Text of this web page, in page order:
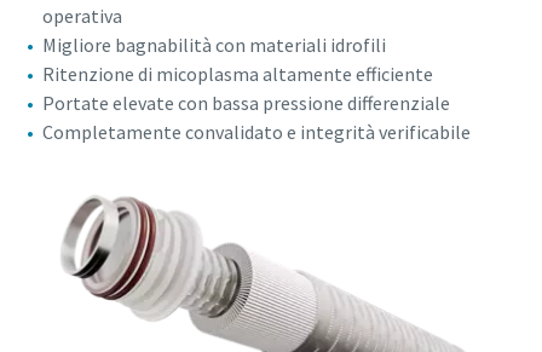
operativa
Migliore bagnabilità con materiali idrofili
Ritenzione di micoplasma altamente efficiente
Portate elevate con bassa pressione differenziale
Completamente convalidato e integrità verificabile